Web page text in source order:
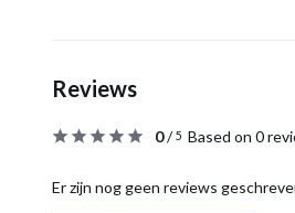
Reviews
0/5 Based on 0
Er zijn nog geen reviews